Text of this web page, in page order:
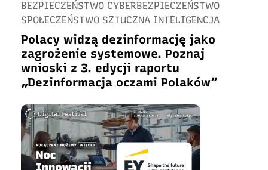
BEZPIECZEŃSTWO CYBERBEZPIECZEŃSTWO
SPOŁECZEŃSTWO SZTUCZNA INTELIGENCJA
Polacy widzą dezinformację jako
zagrożenie systemowe. Poznaj
wnioski z 3. edycji raportu
„Dezinformacja oczami Polaków”